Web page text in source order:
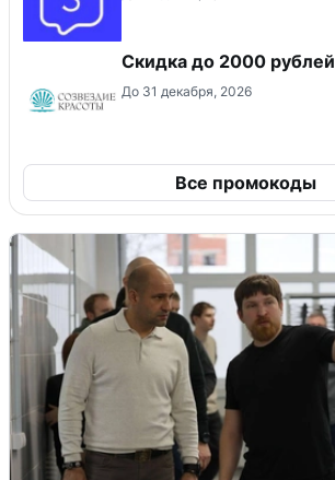
Скидка до 2000 рублей
До 31 декабря, 2026
Все промокоды